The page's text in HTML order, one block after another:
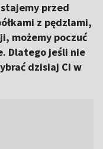
przed
z pędzlami,
możemy poczuć
Dlatego jeśli nie
dzisiaj Ci w